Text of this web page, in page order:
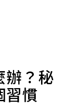
辦？秘
習慣